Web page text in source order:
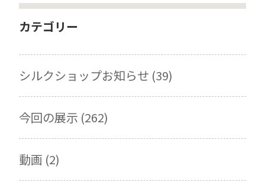
カテゴリー
シルクショップお知らせ (39)
今回の展示 (262)
動画 (2)